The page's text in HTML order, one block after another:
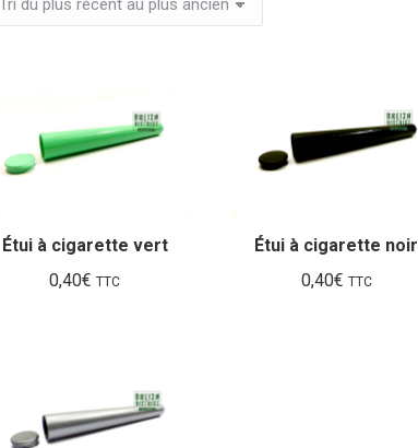
Étui à cigarette vert
0,40€ TTC
Étui à cigarette noir
0,40€ TTC